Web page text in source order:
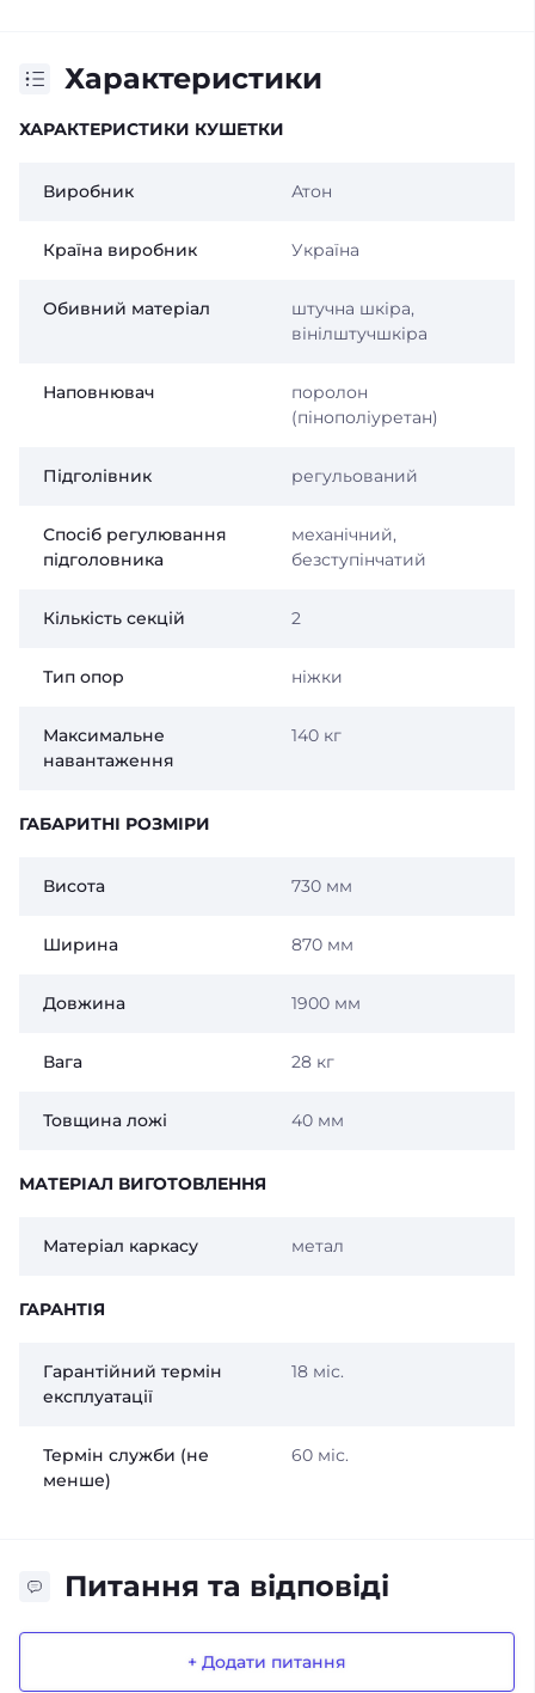
Характеристики
ХАРАКТЕРИСТИКИ КУШЕТКИ
Виробник Атон
Країна виробник Україна
Обивний матеріал
штучна шкіра,
вінілштучшкіра
Наповнювач
поролон
(пінополіуретан)
Підголівник регульований
Спосіб регулювання
підголовника
механічний,
безступінчатий
Кількість секцій 2
Тип опор ніжки
Максимальне
навантаження
140 кг
ГАБАРИТНІ РОЗМІРИ
Висота 730 мм
Ширина 870 мм
Довжина 1900 мм
Вага 28 кг
Товщина ложі 40 мм
МАТЕРІАЛ ВИГОТОВЛЕННЯ
Матеріал каркасу метал
ГАРАНТІЯ
Гарантійний термін
експлуатації
18 міс.
Термін служби (не
менше)
60 міс.
Питання та відповіді
+ Додати питання